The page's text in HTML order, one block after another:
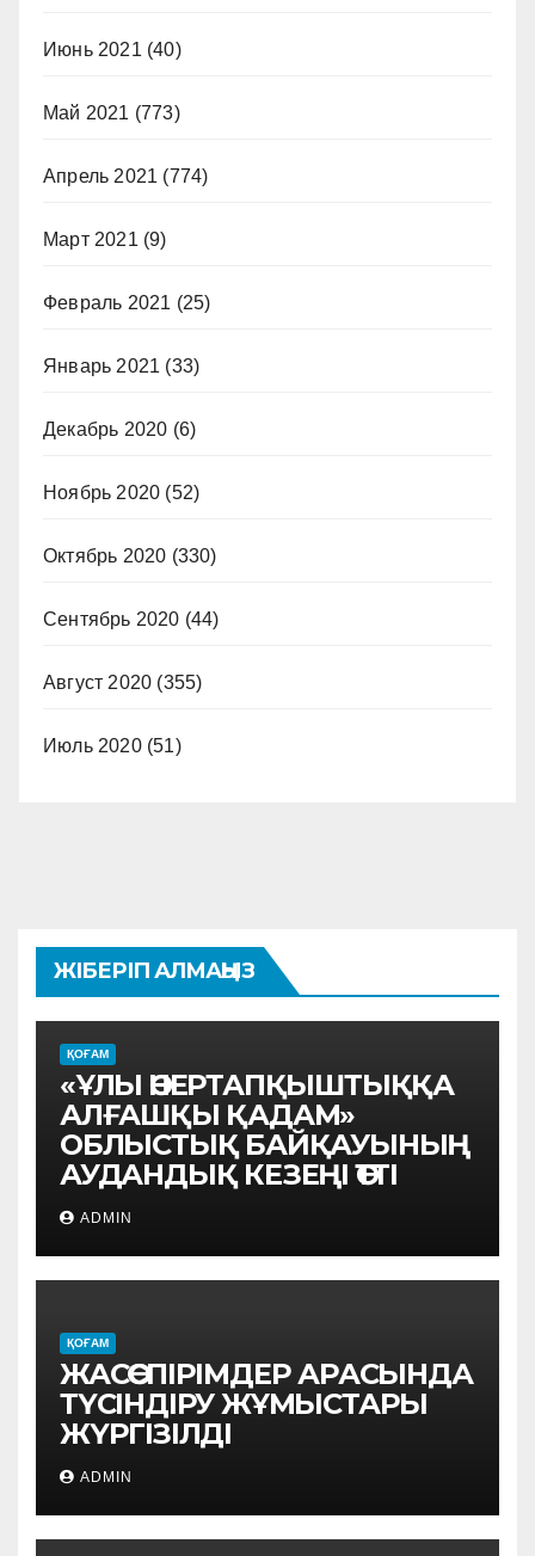
Июнь 2021 (40)
Май 2021 (773)
Апрель 2021 (774)
Март 2021 (9)
Февраль 2021 (25)
Январь 2021 (33)
Декабрь 2020 (6)
Ноябрь 2020 (52)
Октябрь 2020 (330)
Сентябрь 2020 (44)
Август 2020 (355)
Июль 2020(51)
ЖІБЕРІП АЛМАҢЫЗ
ҚОҒАМ
«ҰЛЫ ӨНЕРТАПҚЫШТЫҚҚА
АЛҒАШҚЫ ҚАДАМ»
ОБЛЫСТЫҚ БАЙҚАУЫНЫҢ
АУДАНДЫҚ КЕЗЕҢІ ӨТТІ
ADMIN
ҚОҒАМ
ЖАСӨСПІРІМДЕР АРАСЫНДА
ТҮСІНДІРУ ЖҰМЫСТАРЫ
ЖҮРГІЗІЛДІ
ADMIN